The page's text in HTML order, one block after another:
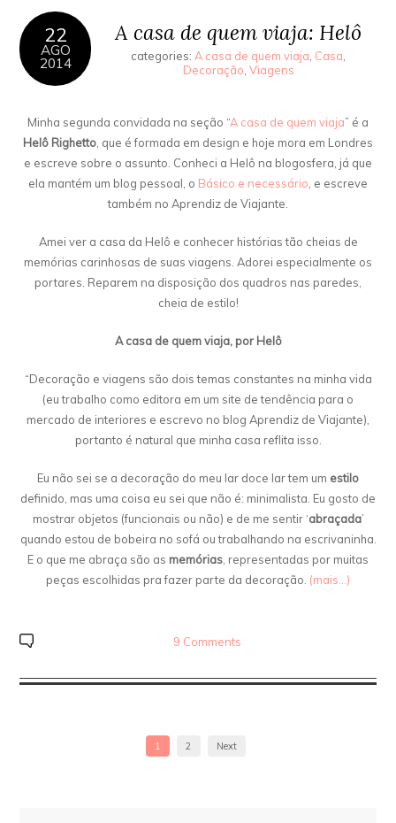
22
AGO
2014
A casa de quem viaja: Helô
categories: A casa de quem viaja Casa
Decoração Viagens
Minha segunda convidada na seção “A casa de quem viaja” é a
Helô Righetto , que é formada em design e hoje mora em Londres
e escreve sobre o assunto. Conheci a Helô na blogosfera, já que
ela mantém um blog pessoal, o Básico e necessário , e escreve
também no Aprendiz de Viajante.
Amei ver a casa da Helô e conhecer histórias tão cheias de
memórias carinhosas de suas viagens. Adorei especialmente os
portares. Reparem na disposição dos quadros nas paredes,
cheia de estilo!
A casa de quem viaja, por Helô
“Decoração e viagens são dois temas constantes na minha vida
(eu trabalho como editora em um site de tendência para o
mercado de interiores e escrevo no blog Aprendiz de Viajante),
portanto é natural que minha casa reflita isso.
Eu não sei se a decoração do meu lar doce lar tem um estilo
definido, mas uma coisa eu sei que não é: minimalista. Eu gosto de
mostrar objetos (funcionais ou não) e de me sentir ‘abraçada’
quando estou de bobeira no sofá ou trabalhando na escrivaninha.
E o que me abraça são as memórias , representadas por muitas
peças escolhidas pra fazer parte da decoração. (mais…)
9 Comments
1 2 Next